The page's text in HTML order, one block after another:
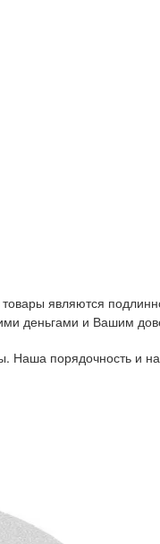
являются
деньгами и Вашим
Наша порядочность и